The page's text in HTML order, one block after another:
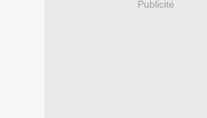
Publicité